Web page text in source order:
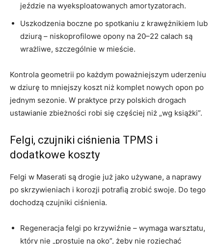
jeździe na wyeksploatowanych amortyzatorach.
Uszkodzenia boczne po spotkaniu z krawężnikiem lub
dziurą – niskoprofilowe opony na 20–22 calach są
wrażliwe, szczególnie w mieście.
Kontrola geometrii po każdym poważniejszym uderzeniu
w dziurę to mniejszy koszt niż komplet nowych opon po
jednym sezonie. W praktyce przy polskich drogach
ustawianie zbieżności robi się częściej niż „wg książki”.
Felgi, czujniki ciśnienia TPMS i
dodatkowe koszty
Felgi w Maserati są drogie już jako używane, a naprawy
po skrzywieniach i korozji potrafią zrobić swoje. Do tego
dochodzą czujniki ciśnienia.
Regeneracja felgi po krzywiźnie – wymaga warsztatu,
który nie „prostuje na oko”, żeby nie rozjechać